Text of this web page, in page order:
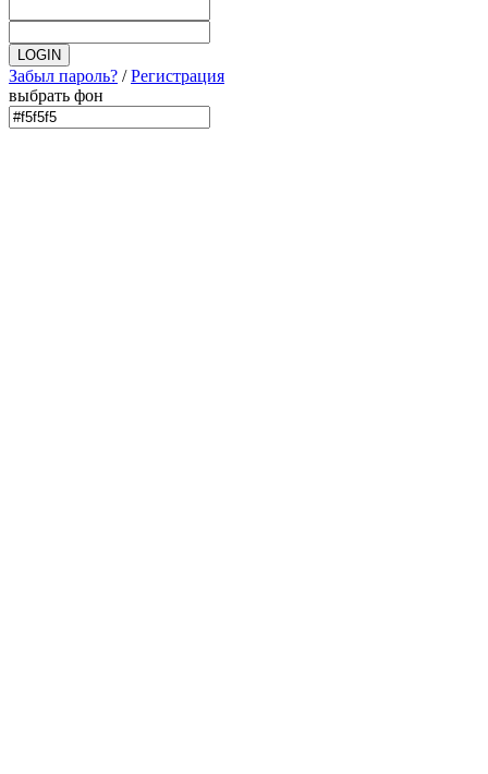
Забыл пароль? /Регистрация
выбрать фон